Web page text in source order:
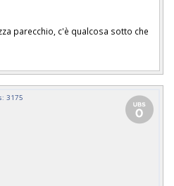
parecchio, c'è qualcosa sotto che
3175